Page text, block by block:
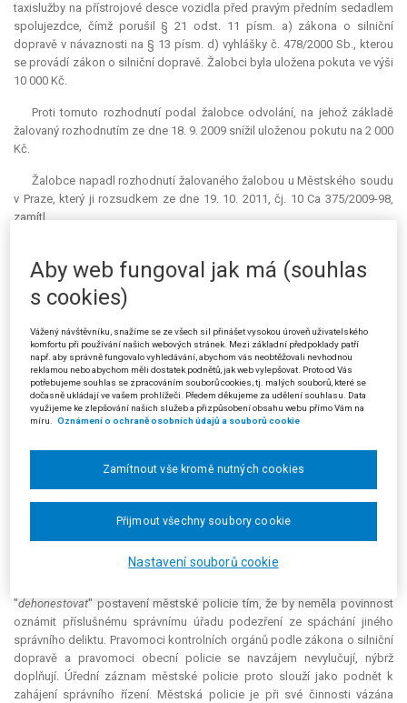
taxislužby na přístrojové desce vozidla před pravým předním sedadlem
spolujezdce, čímž porušil § 21 odst. 11 písm. a) zákona o silniční
dopravě v návaznosti na § 13 písm. d) vyhlášky č. 478/2000 Sb., kterou
se provádí zákon o silniční dopravě. Žalobci byla uložena pokuta ve výši
10 000 Kč.
Proti tomuto rozhodnutí podal žalobce odvolání, na jehož základě
žalovaný rozhodnutím ze dne 18. 9. 2009 snížil uloženou pokutu na 2 000
Kč.
Žalobce napadl rozhodnutí žalovaného žalobou u Městského soudu
v Praze, který ji rozsudkem ze dne 19. 10. 2011, čj. 10 Ca 375/2009-98,
zamítl.
kontrolu" taxislužby městský soud uvedl následující. Obecní policie není
oprávněna vykonávat státní odborný dozor v silniční dopravě podle § 34
ani § 37 zákona o silniční kontrole, a proto se její postupy neřídí
vyplývá, že obecní, resp. Městská policie hlavního města Prahy je
oprávněna odhalovat přestupky a jiné správní delikty, jejichž
projednávání je v působnosti obce. Projednávání správních deliktů v
silniční dopravě na úseku provozování taxislužby v hlavním městě Praze
přitom spadá do působnosti Magistrátu hlavního města Prahy (viz § 2
Za této situace činnost strážníků podle § 2 písm. d) zákona o obecní
případě zjištění přestupku či jiného správního deliktu je městská policie
povinna učinit oznámení příslušnému dopravnímu úřadu podle § 10
dokladů plyne z § 11 odst. 1 písm. a) a c) a odst. 3 téhož zákona.
"dehonestovat" postavení městské policie tím, že by neměla povinnost
oznámit příslušnému správnímu úřadu podezření ze spáchání jiného
správního deliktu. Pravomoci kontrolních orgánů podle zákona o silniční
dopravě a pravomoci obecní policie se navzájem nevylučují, nýbrž
doplňují. Úřední záznam městské policie proto slouží jako podnět k
zahájení správního řízení. Městská policie je při své činnosti vázána
Aby web fungoval jak má (souhlas
s cookies)
Vážený návštěvníku, snažíme se ze všech sil přinášet vysokou úroveň uživatelského
komfortu při používání našich webových stránek. Mezi základní předpoklady patří
např. aby správně fungovalo vyhledávání, abychom vás neobtěžovali nevhodnou
reklamou nebo abychom měli dostatek podnětů, jak web vylepšovat. Proto od Vás
potřebujeme souhlas se zpracováním souborů cookies, tj. malých souborů, které se
dočasně ukládají ve vašem prohlížeči. Předem děkujeme za udělení souhlasu. Data
využijeme ke zlepšování našich služeb a přizpůsobení obsahu webu přímo Vám na
míru. Oznámení o ochraně osobních údajů a souborů cookie
Nastavení souborů cookie
Zamítnout vše kromě nutných cookies
Přijmout všechny soubory cookie